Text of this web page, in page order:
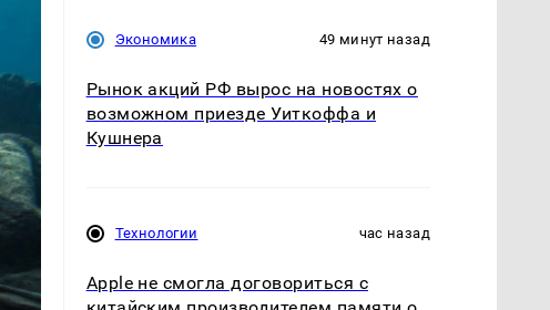
Экономика 49 минут назад
Рынок акций РФ вырос на новостях о
возможном приезде Уиткоффа и
Кушнера
Технологии час назад
Apple не смогла договориться с